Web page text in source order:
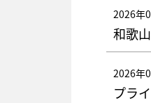
2026年
和歌
2026年
プラ